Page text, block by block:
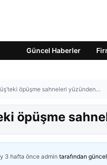
Güncel Haberler
öpüşme sahneleri yüzünden…
öpüşme
3 hafta önceadmin tarafından